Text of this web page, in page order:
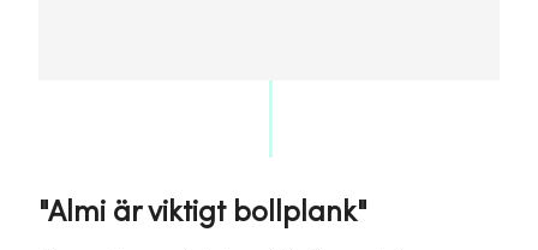
"Almi är viktigt bollplank"